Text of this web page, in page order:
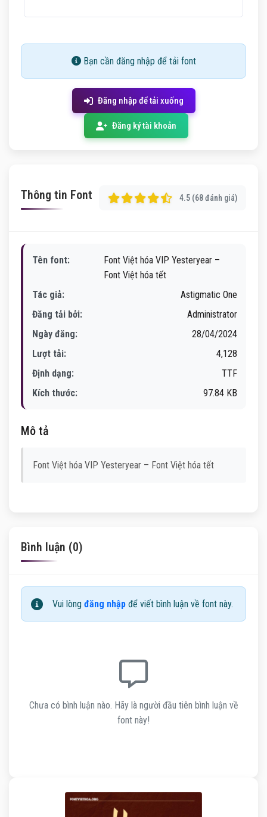
Bạn cần đăng nhập để tải font
Đăng nhập để tải xuống
Đăng ký tài khoản
Thông tin Font 4.5 (68 đánh giá)
Tên font:
Font Việt hóa VIP Yesteryear –
Font Việt hóa tết
Tác giả:
Astigmatic One
Đăng tải bởi:
Administrator
Ngày đăng:
28/04/2024
Lượt tải:
4,128
Định dạng:
TTF
Kích thước:
97.84 KB
Mô tả
Font Việt hóa VIP Yesteryear – Font Việt hóa tết
Bình luận (0)
Vui lòng đăng nhập để viết bình luận về font này.
Chưa có bình luận nào. Hãy là người đầu tiên bình luận về
font này!